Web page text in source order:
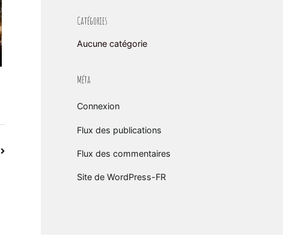
Catégories
Aucune catégorie
Méta
Connexion
Flux des publications
Flux des commentaires
Site de WordPress-FR